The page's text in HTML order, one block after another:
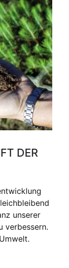
DER
unserer
verbessern.